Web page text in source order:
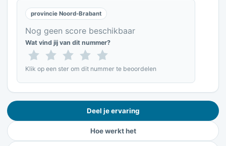
provincie Noord-Brabant
Nog geen score beschikbaar
Wat vind jij van dit nummer?
Klik op een ster om dit nummer te beoordelen
Deel je ervaring
Hoe werkt het